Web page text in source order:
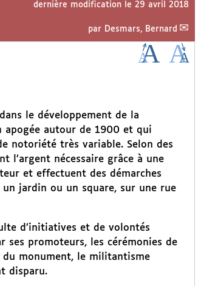
dernière modification le 29 avril 2018
par Desmars, Bernard
le développement de la
autour de 1900 et qui
notoriété très variable. Selon des
l’argent nécessaire grâce à une
et effectuent des démarches
jardin ou un square, sur une rue
d’initiatives et de volontés
ses promoteurs, les cérémonies de
du monument, le militantisme
disparu.